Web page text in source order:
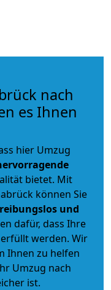
nach
es Ihnen
hier Umzug
bietet. Mit
können Sie
reibungslos und
dafür, dass Ihre
werden. Wir
Ihnen zu helfen
Umzug nach
ist.